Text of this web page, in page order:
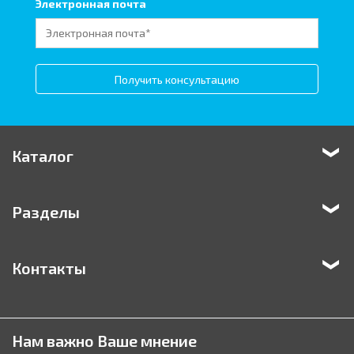
Электронная почта
Получить консультацию
Каталог
Разделы
Контакты
Нам важно Ваше мнение